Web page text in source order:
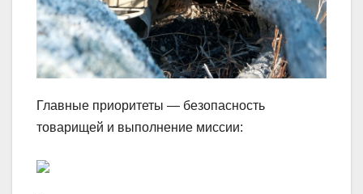
Главные приоритеты — безопасность
товарищей и выполнение миссии: